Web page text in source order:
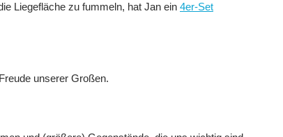
Liegefläche zu fummeln, hat Jan ein 4er-Set
unserer Großen.